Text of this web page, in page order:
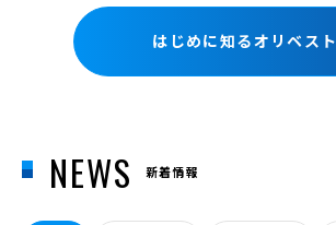
はじめに知るオリベスト
NEWS 新着情報